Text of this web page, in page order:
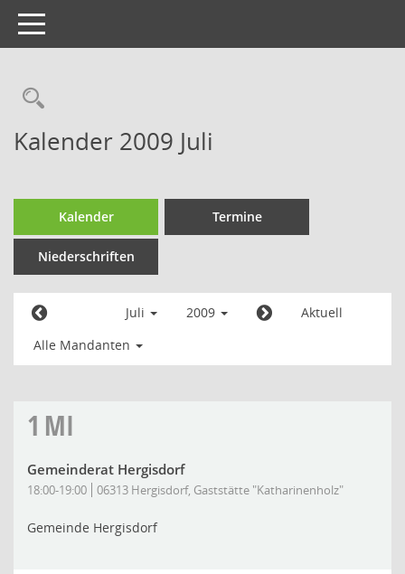
Toggle
navigation
Kalender 2009 Juli
Kalender Termine
Niederschriften
Juli 2009
Aktuell
Alle Mandanten
1 MI
Gemeinderat Hergisdorf
18:00-19:00 06313 Hergisdorf, Gaststätte "Katharinenholz"
Gemeinde Hergisdorf